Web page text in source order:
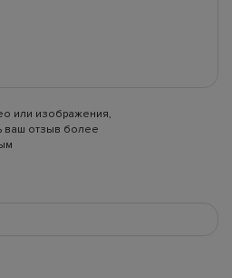
или изображения,
ваш отзыв более